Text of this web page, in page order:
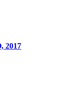
2017